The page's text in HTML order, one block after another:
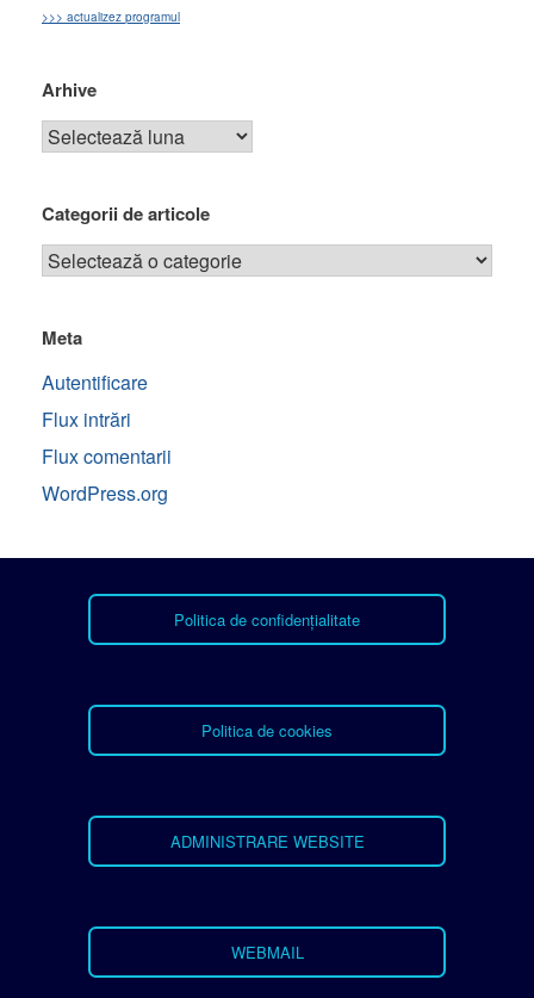
>>> actualizez programul
Arhive
Categorii de articole
Meta
Autentificare
Flux intrări
Flux comentarii
WordPress.org
Politica de confidențialitate
Politica de cookies
ADMINISTRARE WEBSITE
WEBMAIL